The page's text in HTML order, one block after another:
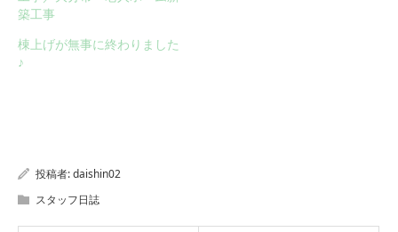
築工事
棟上げが無事に終わりました
♪
投稿者:daishin02
スタッフ日誌